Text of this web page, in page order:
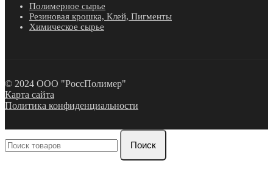
Полимерное сырье
Резиновая крошка, Клей, Пигменты
Химическое сырье
© 2024 ООО "РоссПолимер"
Карта сайта
Политика конфиденциальности
Поиск